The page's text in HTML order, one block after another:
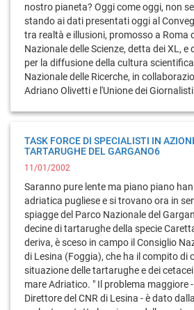
nostro pianeta? Oggi come oggi, non
stando ai dati presentati oggi al
tra realtà e illusioni, promosso a Roma
Nazionale delle Scienze, detta dei XL, e
per la diffusione della cultura
Nazionale delle Ricerche, in
Adriano Olivetti e l'Unione dei
TASK FORCE DI SPECIALISTI IN
TARTARUGHE DEL GARGANO6
11/01/2002
Saranno pure lente ma piano piano
adriatica pugliese e si trovano ora in
spiagge del Parco Nazionale del
decine di tartarughe della specie
deriva, è sceso in campo il Consiglio
di Lesina (Foggia), che ha il compito di
situazione delle tartarughe e dei
mare Adriatico. " Il problema maggiore
Direttore del CNR di Lesina - è dato